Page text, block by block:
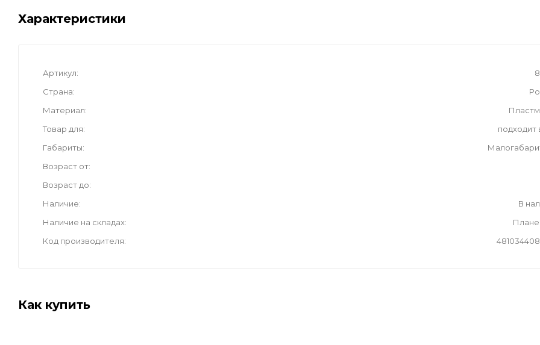
Характеристики
Артикул
Страна
Материал
Товар для
подходит
Габариты
Возраст от
Возраст до
Наличие
В
Наличие на складах
Код производителя
Как купить